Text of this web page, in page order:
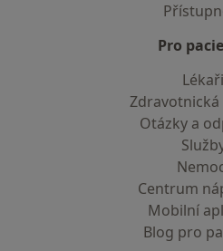
Pro
Lékaři
Otázky a
Centrum
Mobilní
Blog pro